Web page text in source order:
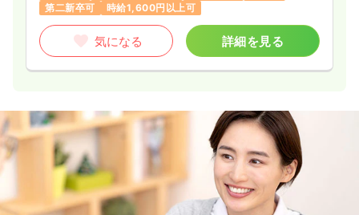
第二新卒可
時給1,600円以上可
気になる 詳細を見る